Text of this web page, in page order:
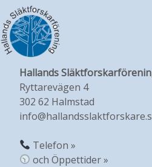
Hallands
Ryttarevägen 4
302 62 Halmstad
Telefon »
och Öppettider »